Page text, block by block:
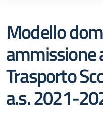
Modello
ammissione
Trasporto
a.s. 2021-